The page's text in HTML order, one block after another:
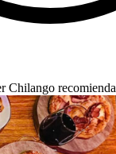
Chilango recomienda